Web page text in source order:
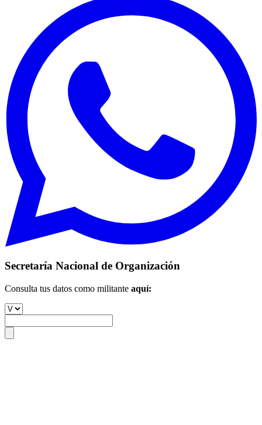
Secretaría Nacional de Organización
Consulta tus datos como militante aquí: